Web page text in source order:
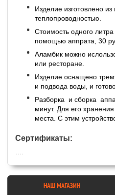
Изделие изготовлено
теплопроводностью.
Стоимость одного литра
помощью аппрата, 30
Аламбик можно
или ресторане.
Изделие оснащено
и подвода воды, и
Разборка и сборка
минут. Для его
места. С этим
Сертификаты:
НАШ МАГАЗИН